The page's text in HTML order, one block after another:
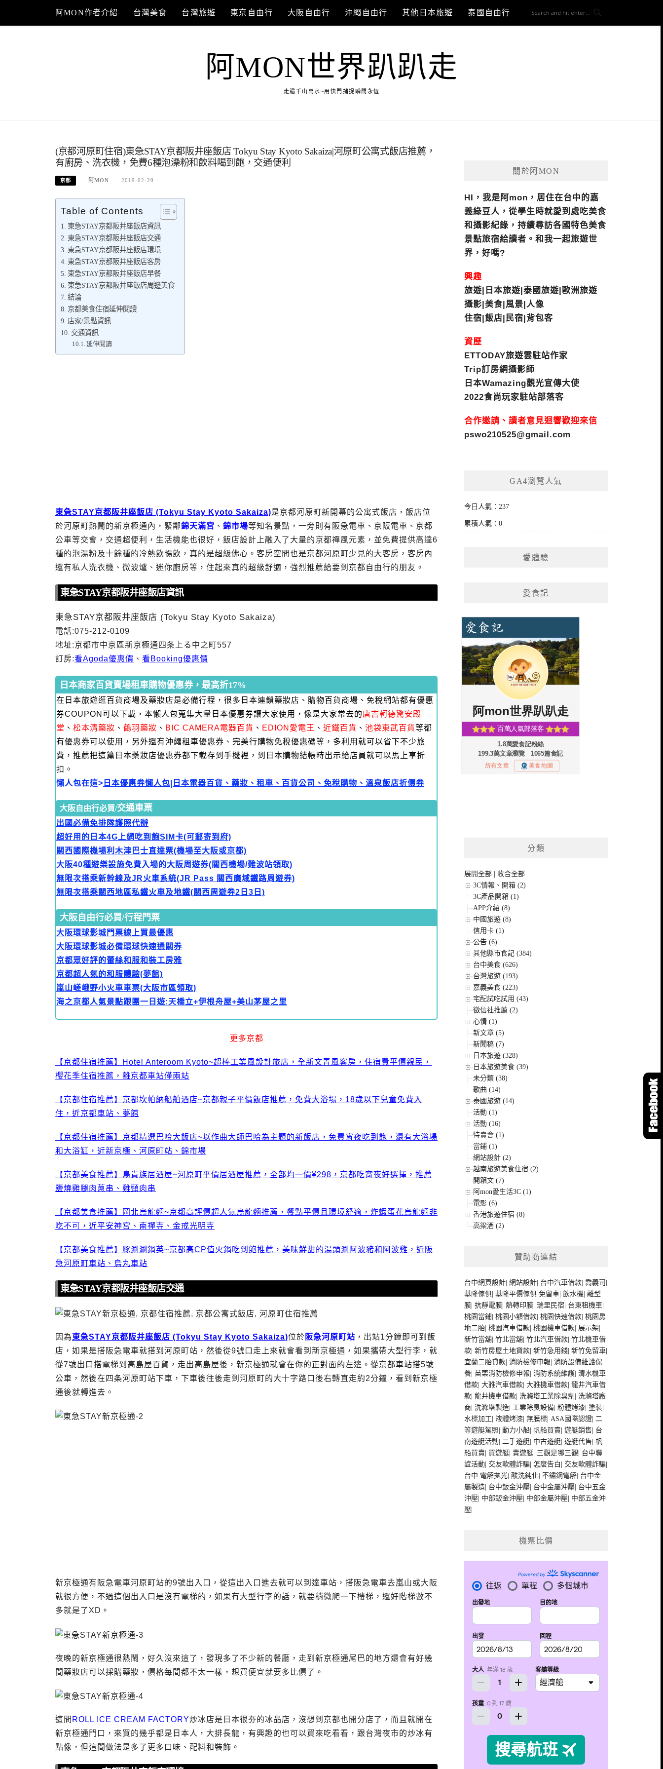
content
阿MON作者介紹 台灣美食 台灣旅遊 東京自由行 大阪自由行 沖繩自由行 其他日本旅遊 泰國自由行
阿MON世界趴趴走
走遍千山萬水~用快門捕捉瞬間永恆
(京都河原町住宿)東急STAY京都阪井座飯店 Tokyu Stay Kyoto Sakaiza|河原町公寓式飯店推薦，
有廚房、洗衣機，免費6種泡澡粉和飲料喝到飽，交通便利
京都 阿MON 2019-02-20
Table of Contents
東急STAY京都阪井座飯店資訊
東急STAY京都阪井座飯店交通
東急STAY京都阪井座飯店環境
東急STAY京都阪井座飯店客房
東急STAY京都阪井座飯店早餐
東急STAY京都阪井座飯店周邊美食
結論
京都美食住宿延伸閱讀
店家/景點資訊
交通資訊
延伸閱讀
東急STAY京都阪井座飯店 (Tokyu Stay Kyoto Sakaiza)是京都河原町新開幕的公寓式飯店，飯店位
於河原町熱鬧的新京極通內，緊鄰錦天滿宮 、 錦市場等知名景點，一旁則有阪急電車、京阪電車、京都
公車等交會，交通超便利，生活機能也很好，飯店設計上融入了大量的京都禪風元素，並免費提供高達6
種的泡湯粉及十餘種的冷熱飲暢飲，真的是超級佛心。客房空間也是京都河原町少見的大客房，客房內
還有私人洗衣機、微波爐、迷你廚房等，住起來真的超級舒適，強烈推薦給要到京都自由行的朋友。
東急STAY京都阪井座飯店資訊
東急STAY京都阪井座飯店 (Tokyu Stay Kyoto Sakaiza)
電話:075-212-0109
地址:京都市中京區新京極通四条上る中之町557
訂房:看Agoda優惠價 、 看Booking優惠價
日本商家百貨賣場租車購物優惠券，最高折17%
在日本旅遊逛百貨商場及藥妝店是必備行程，很多日本連鎖藥妝店、購物百貨商場、免稅網站都有優惠
券COUPON可以下載，本懶人包蒐集大量日本優惠券讓大家使用，像是大家常去的唐吉軻德驚安殿
堂 、 松本清藥妝 、 鶴羽藥妝 、 BIC CAMERA電器百貨 、 EDION愛電王 、 近鐵百貨 、 池袋東武百貨等都
有優惠券可以使用，另外還有沖繩租車優惠券、完美行購物免稅優惠碼等，多利用就可以省下不少旅
費，推薦把這篇日本藥妝店優惠券都下載存到手機裡，到日本購物結帳時出示給店員就可以馬上享折
扣。
懶人包在這> 日本優惠券懶人包|日本電器百貨、藥妝、租車、百貨公司、免稅購物、溫泉飯店折價券
大阪自由行必買/交通車票
出國必備免排隊護照代辦
超好用的日本4G上網吃到飽SIM卡(可郵寄到府)
關西國際機場利木津巴士直達票(機場至大阪或京都)
大阪40種遊樂設施免費入場的大阪周遊券(關西機場/難波站領取)
無限次搭乘新幹線及JR火車系統(JR Pass 關西廣域鐵路周遊券)
無限次搭乘關西地區私鐵火車及地鐵(關西周遊券2日3日)
大阪自由行必買/行程門票
大阪環球影城門票線上買最優惠
大阪環球影城必備環球快速通關券
京都眾好評的蕾絲和服和裝工房雅
京都超人氣的和服體驗(夢館)
嵐山嵯峨野小火車車票(大阪市區領取)
海之京都人氣景點跟團一日遊:天橋立+伊根舟屋+美山茅屋之里
更多京都
【京都住宿推薦】Hotel Anteroom Kyoto~超棒工業風設計旅店，全新文青風客房，住宿費平價親民，
櫻花季住宿推薦，離京都車站僅兩站
【京都住宿推薦】京都坎帕納船舶酒店~京都親子平價飯店推薦，免費大浴場，18歲以下兒童免費入
住，近京都車站、夢館
【京都住宿推薦】京都精選巴哈大飯店~以作曲大師巴哈為主題的新飯店，免費宵夜吃到飽，還有大浴場
和大浴缸，近新京極、河原町站、錦市場
【京都美食推薦】鳥貴族居酒屋~河原町平價居酒屋推薦，全部均一價¥298，京都吃宵夜好選擇，推薦
鹽燒雞腿肉蔥串、雞頸肉串
【京都美食推薦】岡北烏龍麵~京都高評價超人氣烏龍麵推薦，餐點平價且環境舒適，炸蝦蛋花烏龍麵非
吃不可，近平安神宮、南禪寺、金戒光明寺
【京都美食推薦】豚涮涮鍋英~京都高CP值火鍋吃到飽推薦，美味鮮甜的湯頭涮阿波豬和阿波雞，近阪
急河原町車站、烏丸車站
東急STAY京都阪井座飯店交通
因為東急STAY京都阪井座飯店 (Tokyu Stay Kyoto Sakaiza)位於 阪急河原町站 ，出站1分鐘即可到飯
店，如果是搭阪急電車就搭到河原町站，然後從9號口走上來就會看到新京極通，如果攜帶大型行李，就
從7號出口搭電梯到高島屋百貨，走出高島屋後，新京極通就會在你的正對面的左邊。從京都車站搭5號
公車，然後在四条河原町站下車，下車後往後走到河原町的大十字路口後右轉直走約2分鐘，看到新京極
通後就轉進去。
新京極通有阪急電車河原町站的9號出入口，從這出入口進去就可以到達車站，搭阪急電車去嵐山或大阪
就很方便，不過這個出入口是沒有電梯的，如果有大型行李的話，就要稍微爬一下樓梯，還好階梯數不
多就是了XD。
夜晚的新京極通很熱鬧，好久沒來這了，發現多了不少新的餐廳，走到新京極通尾巴的地方還會有好幾
間藥妝店可以採購藥妝，價格每間都不太一樣，想買便宜就要多比價了。
這間 ROLL ICE CREAM FACTORY炒冰店是日本很夯的冰品店，沒想到京都也開分店了，而且就開在
新京極通門口，來買的幾乎都是日本人，大排長龍，有興趣的也可以買來吃看看，跟台灣夜市的炒冰有
點像，但這間做法是多了更多口味、配料和裝飾。
關於阿MON
HI，我是阿mon，居住在台中的嘉
義綠豆人，從學生時就愛到處吃美食
和攝影紀錄，持續尋訪各國特色美食
景點旅宿給讀者。和我一起旅遊世
界，好嗎?
興趣
旅遊|日本旅遊|泰國旅遊|歐洲旅遊
攝影|美食|風景|人像
住宿|飯店|民宿|背包客
資歷
ETTODAY旅遊雲駐站作家
Trip訂房網攝影師
日本Wamazing觀光宣傳大使
2022食尚玩家駐站部落客
合作邀請、讀者意見迴響歡迎來信
pswo210525@gmail.com
GA4瀏覽人氣
今日人氣：237
累積人氣：0
愛體驗
愛食記
分類
展開全部
收合全部
3C情報、開箱 (2)
3C產品開箱 (1)
APP介紹 (8)
中國旅遊 (8)
信用卡 (1)
公告 (6)
其他縣市食記 (384)
台中美食 (626)
台灣旅遊 (193)
嘉義美食 (223)
宅配試吃試用 (43)
徵信社推薦 (2)
心情 (1)
新文章 (5)
新聞稿 (7)
日本旅遊 (328)
日本旅遊美食 (39)
未分類 (38)
歌曲 (14)
泰國旅遊 (14)
活動 (1)
活動 (16)
特賣會 (1)
當鋪 (1)
網站設計 (2)
越南旅遊美食住宿 (2)
開箱文 (7)
阿mon愛生活3C (1)
電影 (6)
香港旅遊住宿 (8)
高粱酒 (2)
贊助商連結
台中網頁設計 |網站設計 台中汽車借款 |喬義司
基隆傢俱 |基隆平價傢俱 免留車 |飲水機 |離型
膜 |抗靜電膜 |熱轉印膜 |瑞里民宿 台東租機車
桃園當鋪 |桃園小額借款 |桃園快速借款 |桃園房
地二胎 |桃園汽車借款 |桃園機車借款 展示架
新竹當舖 |竹北當舖 |竹北汽車借款 |竹北機車借
款 |新竹房屋土地貸款 |新竹急用錢 |新竹免留車
宜蘭二胎貸款 |消防檢修申報 |消防設備維護保
養 |苗栗消防檢修申報 |消防系統維護 |清水機車
借款 |大雅汽車借款 |大雅機車借款 |龍井汽車借
款 |龍井機車借款 洗滌塔工業除臭劑
洗滌塔廠
商 洗滌塔製造 工業除臭設備 |粉體烤漆 |塗裝
水標加工 |液體烤漆 |無膜標 |ASA國際認證 |二
等遊艇駕照 |動力小船 帆船買賣 |遊艇銷售 台
南遊艇活動 |二手遊艇 中古遊艇 |遊艇代售 帆
船買賣 買遊艇 賣遊艇 三觀是哪三觀 台中聯
誼活動 交友軟體詐騙 怎麼告白 交友軟體詐騙
台中 電解拋光 |酸洗鈍化 |不鏽鋼電解 台中金
屬製造 台中鈑金沖壓 台中金屬沖壓 台中五金
沖壓 中部鈑金沖壓 中部金屬沖壓 中部五金沖
壓
機票比價